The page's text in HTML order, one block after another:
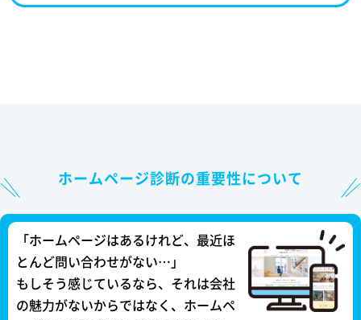
ホームページ診断の重要性について
「ホームページはあるけれど、最近ほ
とんど問い合わせがない…」
もしそう感じているなら、それは会社
の魅力がないからではなく、ホームペ